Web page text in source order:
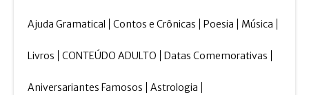
Ajuda Gramatical Contos e Crônicas Poesia Música
Livros CONTEÚDO ADULTO Datas Comemorativas
Aniversariantes Famosos Astrologia